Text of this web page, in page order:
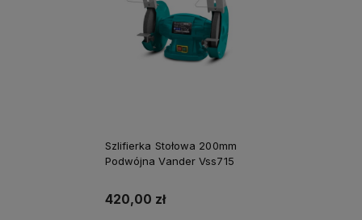
Szlifierka Stołowa 200mm
Podwójna Vander Vss715
420,00 zł